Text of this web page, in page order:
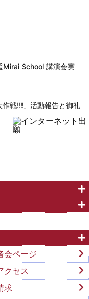
Mirai School 講演会実
作戦!!!」活動報告と御礼
会ページ
クセス
求